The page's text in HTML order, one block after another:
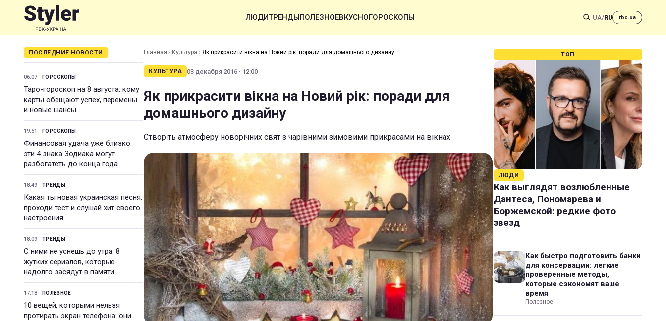
ЛЮДИТРЕНДЫПОЛЕЗНОЕВКУСНОГОРОСКОПЫ UA/RU rbc.ua
ПОСЛЕДНИЕ НОВОСТИ
06:07 ГОРОСКОПЫ
Таро-гороскоп на 8 августа: кому
карты обещают успех, перемены
и новые шансы
19:51 ГОРОСКОПЫ
Финансовая удача уже близко:
эти 4 знака Зодиака могут
разбогатеть до конца года
18:49 ТРЕНДЫ
Какая ты новая украинская песня:
проходи тест и слушай хит своего
настроения
18:09 ТРЕНДЫ
С ними не уснешь до утра: 8
жутких сериалов, которые
надолго засядут в памяти
17:18 ПОЛЕЗНОЕ
10 вещей, которыми нельзя
протирать экран телефона: они
Главная › Культура › Як прикрасити вікна на Новий рік: поради для домашнього дизайну
КУЛЬТУРА 03 декабря 2016 · 12:00
Як прикрасити вікна на Новий рік: поради для
домашнього дизайну
Створіть атмосферу новорічних свят з чарівними зимовими прикрасами на вікнах
ТОП
ЛЮДИ
Как выглядят возлюбленные
Дантеса, Пономарева и
Боржемской: редкие фото
звезд
Как быстро подготовить банки
для консервации: легкие
проверенные методы,
которые сэкономят ваше
время
Полезное